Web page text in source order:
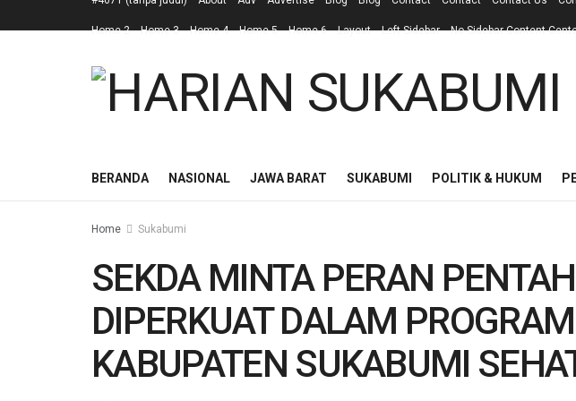
Home 2 Home 3 Home 4 Home 5 Home 6 Layout Left Sidebar No Sidebar Content
BERANDA NASIONAL JAWA BARAT SUKABUMI POLITIK & HUKUM
Home Sukabumi
SEKDA MINTA PERAN
DIPERKUAT DALAM PROGRAM
KABUPATEN SUKABUMI